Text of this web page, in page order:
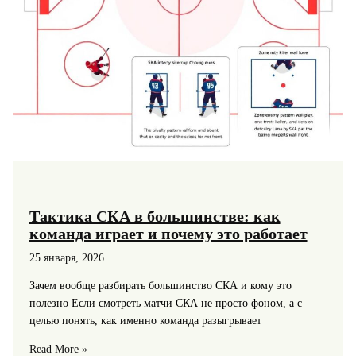
Тактика СКА в большинстве: как
команда играет и почему это работает
25 января, 2026
Зачем вообще разбирать большинство СКА и кому это
полезно Если смотреть матчи СКА не просто фоном, а с
целью понять, как именно команда разыгрывает
Тактика
Read More »